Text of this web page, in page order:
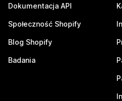
Dokumentacja API
Społeczność Shopify
Blog Shopify
Badania